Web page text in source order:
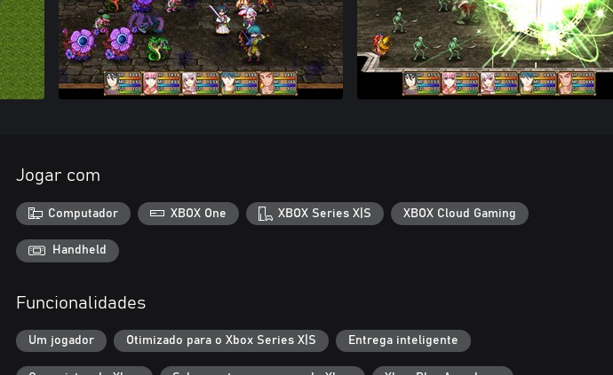
Jogar com
Computador XBOX One XBOX Series X|S XBOX Cloud Gaming
Handheld
Funcionalidades
Um jogador Otimizado para o Xbox Series X|S Entrega inteligente